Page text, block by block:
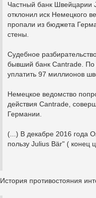
Частный банк Швейцарии
отклонил иск Немецкого
пропали из бюджета
стены.
Судебное
бывший банк Cantrade.
уплатить 97 миллионов
Немецкое ведомство
действия Cantrade,
Германии.
(...) В декабре 2016 года
пользу Julius Bär" ( конец
История противостояния